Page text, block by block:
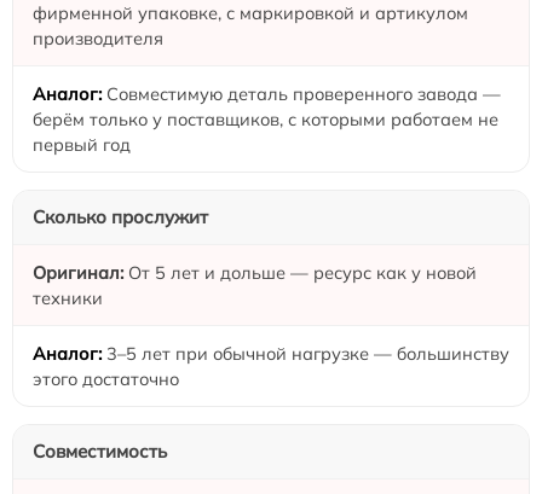
фирменной упаковке, с маркировкой и артикулом
производителя
Совместимую деталь проверенного завода —
берём только у поставщиков, с которыми работаем не
первый год
Сколько прослужит
От 5 лет и дольше — ресурс как у новой
техники
3–5 лет при обычной нагрузке — большинству
этого достаточно
Совместимость